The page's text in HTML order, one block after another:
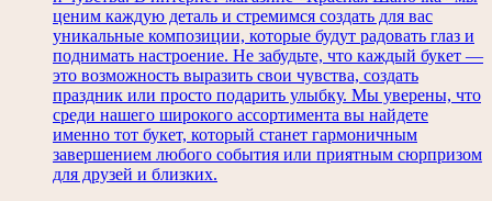
ценим каждую деталь и стремимся создать для вас
уникальные композиции, которые будут радовать глаз и
поднимать настроение. Не забудьте, что каждый букет —
это возможность выразить свои чувства, создать
праздник или просто подарить улыбку. Мы уверены, что
среди нашего широкого ассортимента вы найдете
именно тот букет, который станет гармоничным
завершением любого события или приятным сюрпризом
для друзей и близких.